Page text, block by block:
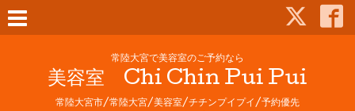
常陸大宮で美容室のご予約なら
美容室 Chi Chin Pui Pui
常陸大宮市/常陸大宮/美容室/チチンプイプイ/予約優先